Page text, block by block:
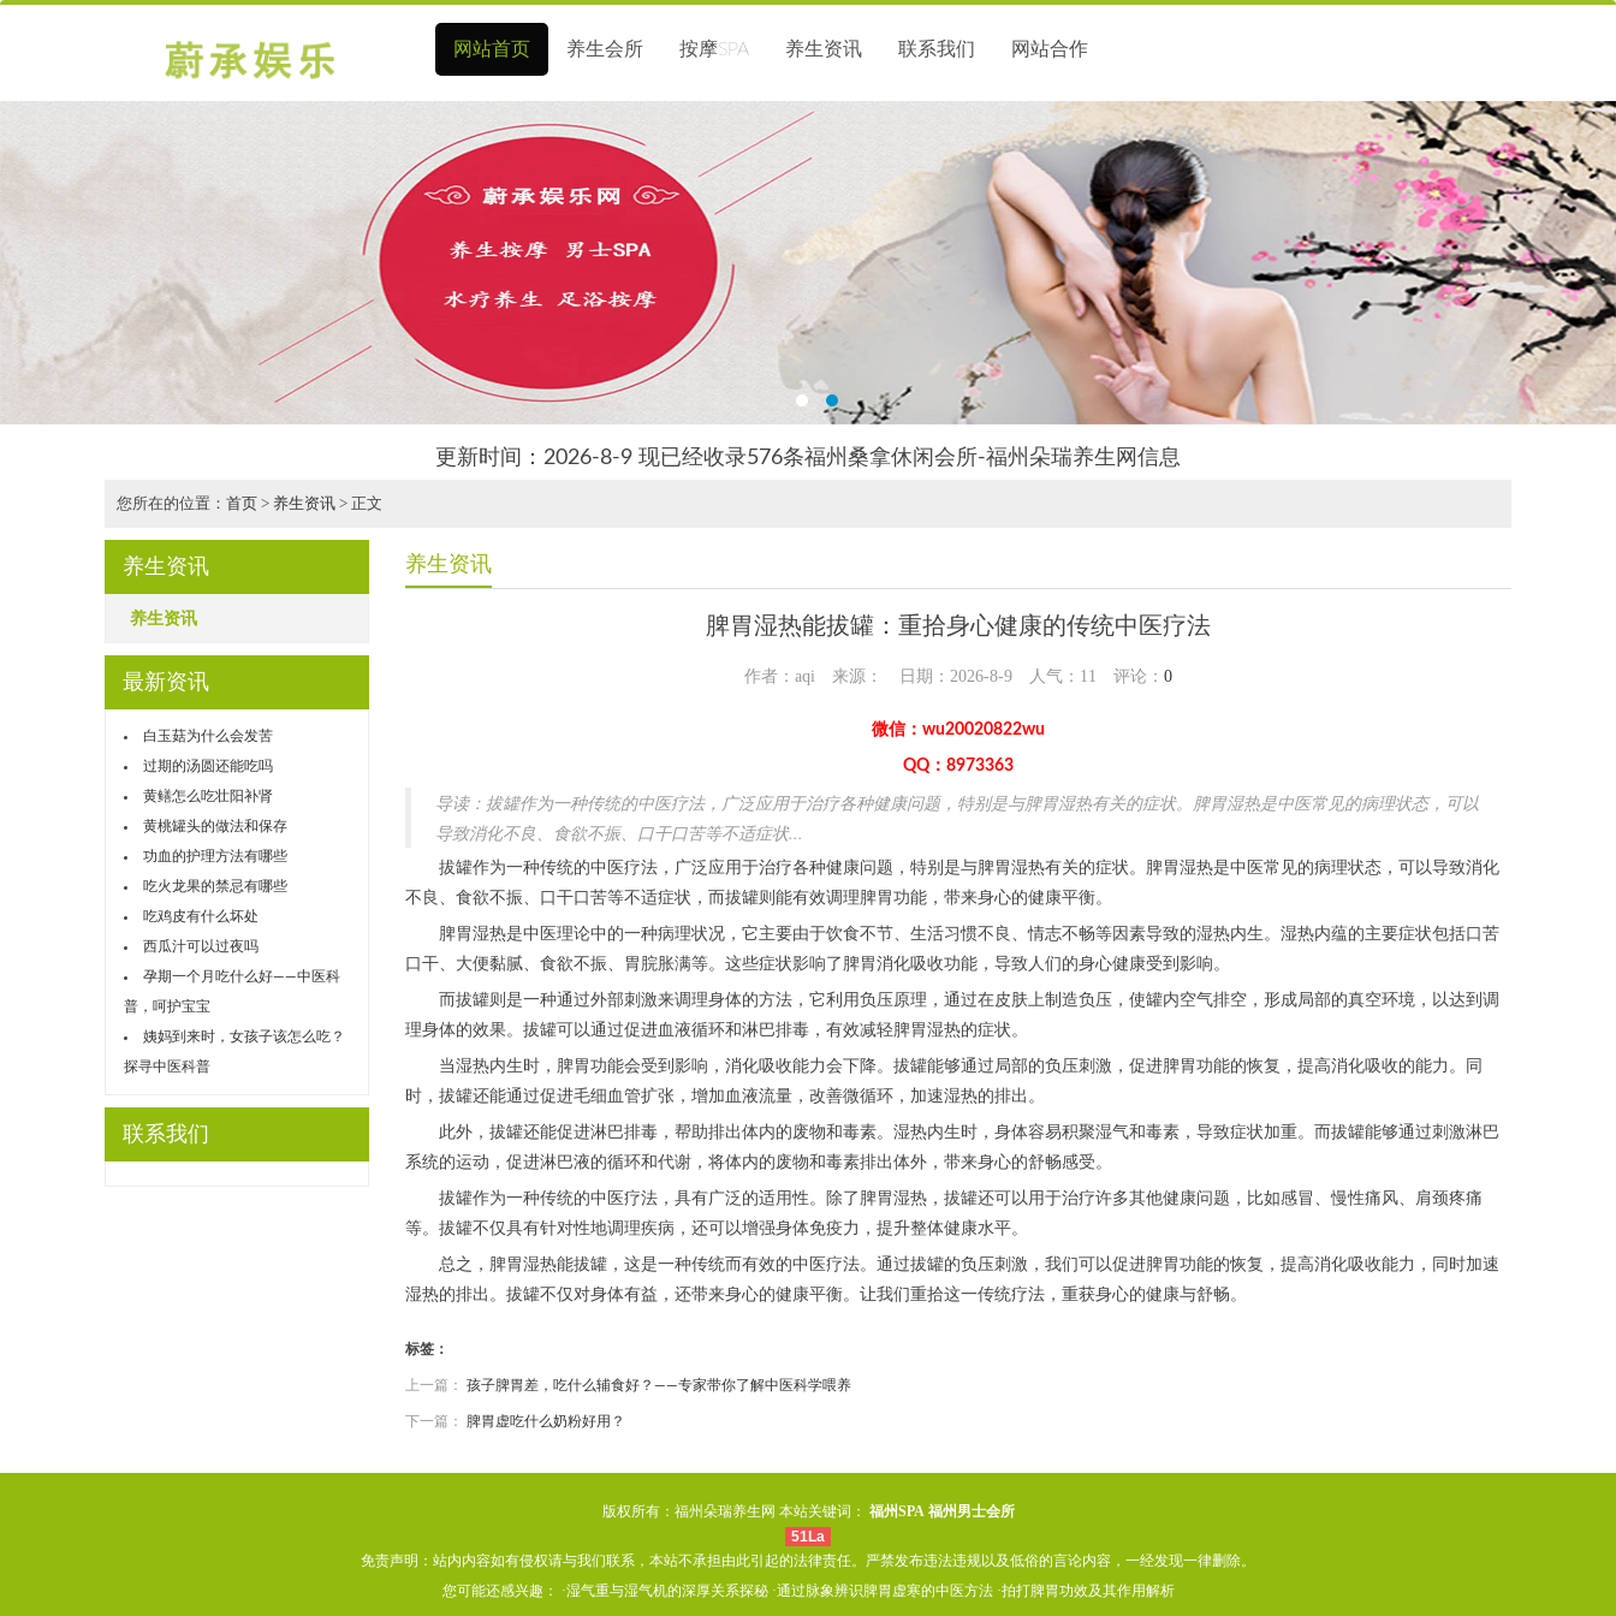
网站首页 养生会所 按摩SPA 养生资讯 联系我们 网站合作
更新时间：2026-8-9 现已经收录576条福州桑拿休闲会所-福州朵瑞养生网信息
您所在的位置： 首页 > 养生资讯 > 正文
养生资讯
养生资讯
最新资讯
白玉菇为什么会发苦
过期的汤圆还能吃吗
黄鳝怎么吃壮阳补肾
黄桃罐头的做法和保存
功血的护理方法有哪些
吃火龙果的禁忌有哪些
吃鸡皮有什么坏处
西瓜汁可以过夜吗
孕期一个月吃什么好——中医科
普，呵护宝宝
姨妈到来时，女孩子该怎么吃？
探寻中医科普
联系我们
养生资讯
脾胃湿热能拔罐：重拾身心健康的传统中医疗法
作者：aqi 来源： 日期：2026-8-9 人气： 11 评论： 0
微信：wu20020822wu
QQ：8973363
导读：拔罐作为一种传统的中医疗法，广泛应用于治疗各种健康问题，特别是与脾胃湿热有关的症状。脾胃湿热是中医常见的病理状态，可以
导致消化不良、食欲不振、口干口苦等不适症状...
拔罐作为一种传统的中医疗法，广泛应用于治疗各种健康问题，特别是与脾胃湿热有关的症状。脾胃湿热是中医常见的病理状态，可以导致消化
不良、食欲不振、口干口苦等不适症状，而拔罐则能有效调理脾胃功能，带来身心的健康平衡。
脾胃湿热是中医理论中的一种病理状况，它主要由于饮食不节、生活习惯不良、情志不畅等因素导致的湿热内生。湿热内蕴的主要症状包括口苦
口干、大便黏腻、食欲不振、胃脘胀满等。这些症状影响了脾胃消化吸收功能，导致人们的身心健康受到影响。
而拔罐则是一种通过外部刺激来调理身体的方法，它利用负压原理，通过在皮肤上制造负压，使罐内空气排空，形成局部的真空环境，以达到调
理身体的效果。拔罐可以通过促进血液循环和淋巴排毒，有效减轻脾胃湿热的症状。
当湿热内生时，脾胃功能会受到影响，消化吸收能力会下降。拔罐能够通过局部的负压刺激，促进脾胃功能的恢复，提高消化吸收的能力。同
时，拔罐还能通过促进毛细血管扩张，增加血液流量，改善微循环，加速湿热的排出。
此外，拔罐还能促进淋巴排毒，帮助排出体内的废物和毒素。湿热内生时，身体容易积聚湿气和毒素，导致症状加重。而拔罐能够通过刺激淋巴
系统的运动，促进淋巴液的循环和代谢，将体内的废物和毒素排出体外，带来身心的舒畅感受。
拔罐作为一种传统的中医疗法，具有广泛的适用性。除了脾胃湿热，拔罐还可以用于治疗许多其他健康问题，比如感冒、慢性痛风、肩颈疼痛
等。拔罐不仅具有针对性地调理疾病，还可以增强身体免疫力，提升整体健康水平。
总之，脾胃湿热能拔罐，这是一种传统而有效的中医疗法。通过拔罐的负压刺激，我们可以促进脾胃功能的恢复，提高消化吸收能力，同时加速
湿热的排出。拔罐不仅对身体有益，还带来身心的健康平衡。让我们重拾这一传统疗法，重获身心的健康与舒畅。
标签：
上一篇： 孩子脾胃差，吃什么辅食好？——专家带你了解中医科学喂养
下一篇： 脾胃虚吃什么奶粉好用？
版权所有：福州朵瑞养生网 本站关键词： 福州SPA 福州男士会所
51La
免责声明：站内内容如有侵权请与我们联系，本站不承担由此引起的法律责任。严禁发布违法违规以及低俗的言论内容，一经发现一律删除。
您可能还感兴趣： ·湿气重与湿气机的深厚关系探秘·通过脉象辨识脾胃虚寒的中医方法·拍打脾胃功效及其作用解析